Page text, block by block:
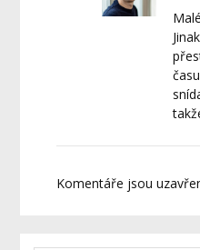
Komentáře jsou